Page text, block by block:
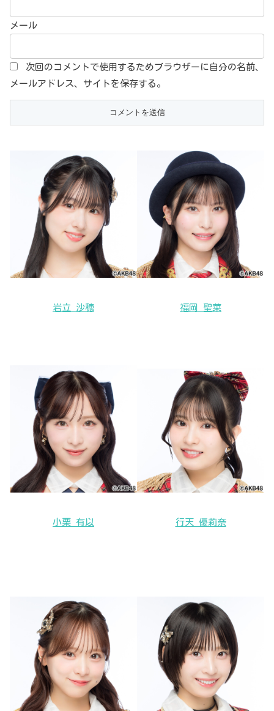
メール
次回のコメントで使用するためブラウザーに自分の名前、
メールアドレス、サイトを保存する。
岩立 沙穂 福岡 聖菜
小栗 有以 行天 優莉奈